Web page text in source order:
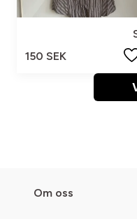
150 SEK
Om oss